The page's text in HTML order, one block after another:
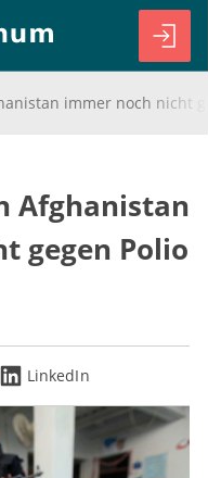
Afghanistan
gegen Polio
LinkedIn